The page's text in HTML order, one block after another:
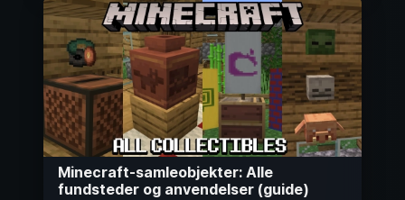
Minecraft-samleobjekter: Alle
fundsteder og anvendelser (guide)